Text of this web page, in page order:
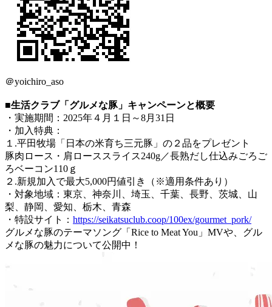
＠yoichiro_aso
■生活クラブ「グルメな豚」キャンペーンと概要
・実施期間：2025年４月１日～8月31日
・加入特典：
１.平田牧場「日本の米育ち三元豚」の２品をプレゼント
豚肉ロース・肩ローススライス240g／長熟だし仕込みごろご
ろベーコン110ｇ
２.新規加入で最大5,000円値引き（※適用条件あり）
・対象地域：東京、神奈川、埼玉、千葉、長野、茨城、山
梨、静岡、愛知、栃木、青森
・特設サイト： https://seikatsuclub.coop/100ex/gourmet_pork/
グルメな豚のテーマソング「Rice to Meat You」MVや、グル
メな豚の魅力について公開中！